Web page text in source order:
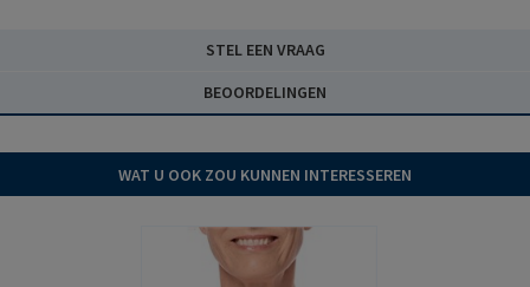
STEL EEN VRAAG
BEOORDELINGEN
WAT U OOK ZOU KUNNEN INTERESSEREN